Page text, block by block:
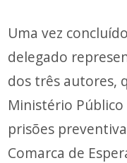
Uma vez
delegado
dos três autores,
Ministério
prisões
Comarca de